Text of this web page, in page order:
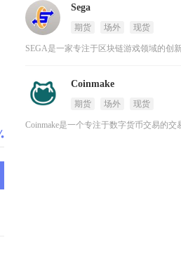
Sega
期货 场外 现货
Coinmake
期货 场外 现货